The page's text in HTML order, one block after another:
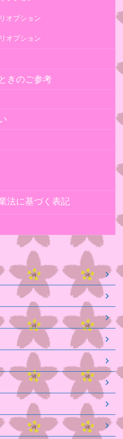
オプション
オプション
きのご参考
法に基づく表記